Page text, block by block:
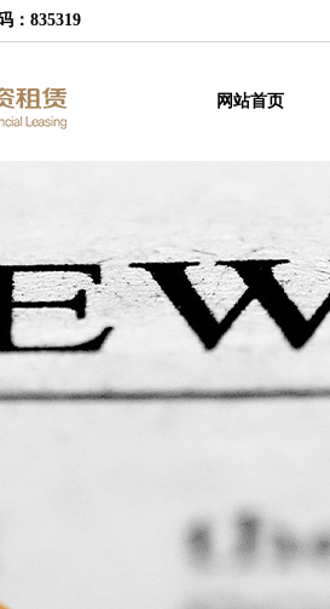
：835319
网站首页